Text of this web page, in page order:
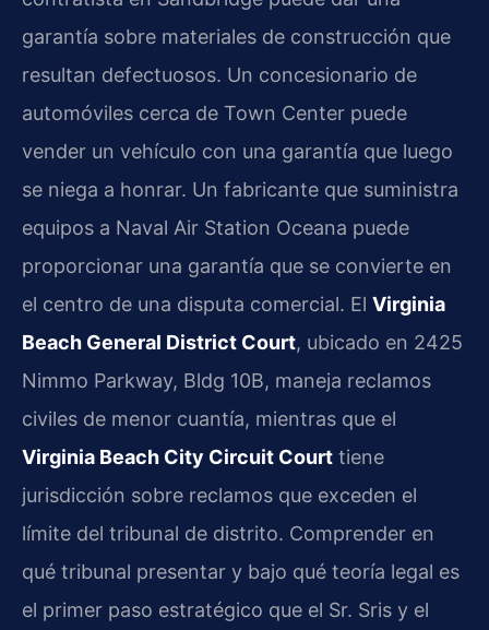
garantía sobre materiales de construcción que
resultan defectuosos. Un concesionario de
automóviles cerca de Town Center puede
vender un vehículo con una garantía que luego
se niega a honrar. Un fabricante que suministra
equipos a Naval Air Station Oceana puede
proporcionar una garantía que se convierte en
el centro de una disputa comercial. El Virginia
Beach General District Court, ubicado en 2425
Nimmo Parkway, Bldg 10B, maneja reclamos
civiles de menor cuantía, mientras que el
Virginia Beach City Circuit Court tiene
jurisdicción sobre reclamos que exceden el
límite del tribunal de distrito. Comprender en
qué tribunal presentar y bajo qué teoría legal es
el primer paso estratégico que el Sr. Sris y el